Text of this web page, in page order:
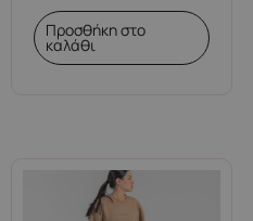
Προσθήκη στο
καλάθι